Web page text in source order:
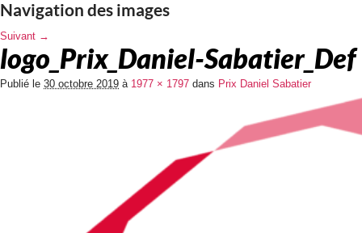
Navigation des images
Suivant →
logo_Prix_Daniel-Sabatier_Def
Publié le 30 octobre 2019 à 1977 × 1797 dans Prix Daniel Sabatier